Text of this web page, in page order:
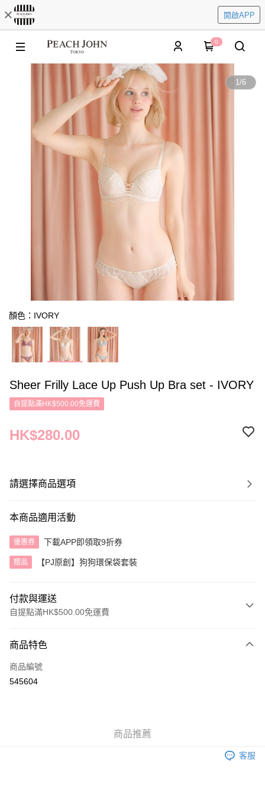
開啟APP
0
1/6
顏色：IVORY
Sheer Frilly Lace Up Push Up Bra set - IVORY
自提點滿HK$500.00免運費
HK$280.00
請選擇商品選項
本商品適用活動
優惠券 下載APP即領取9折券
贈品 【PJ原創】狗狗環保袋套裝
付款與運送
自提點滿HK$500.00免運費
信用卡
AlipayHK
每筆HK$40.00，滿HK$500.00或以上免運費
商品特色
商品編號
545604
商品推薦
客服